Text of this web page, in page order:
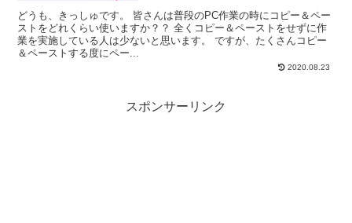
どうも、きっしゅです。 皆さんは普段のPC作業の時にコピー＆ペー
ストをどれくらい使いますか？？ 全くコピー＆ペーストをせずに作
業を実施している人は少ないと思います。 ですが、たくさんコピー
＆ペーストする度にペー...
2020.08.23
スポンサーリンク